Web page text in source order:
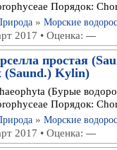
Порядок:
» Морские
2017 • Оценка: —
простая
(Saund.) Kylin)
(Бурые
Порядок:
» Морские
2017 • Оценка: —